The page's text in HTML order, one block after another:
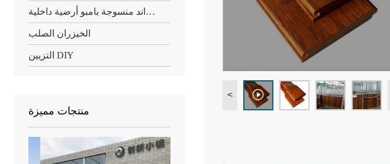
ستراند منسوجة بامبو أرضية داخلية
الخيزران الصلب
التزيين DIY
منتجات مميزة
<